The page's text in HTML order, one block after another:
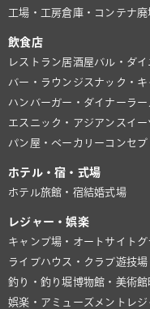
工場・工房倉庫・コンテナ廃
飲食店
レストラン居酒屋バル・ダ
バー・ラウンジ スナック・
ハンバーガー・ダイナーラ
エスニック・アジアン スイ
パン屋・ベーカリー コンセ
ホテル・宿・式場
ホテル旅館・宿結婚式場
レジャー・娯楽
キャンプ場・オートサイト
ライブハウス・クラブ遊技場
釣り・釣り堀博物館・美術館
娯楽・アミューズメント レ